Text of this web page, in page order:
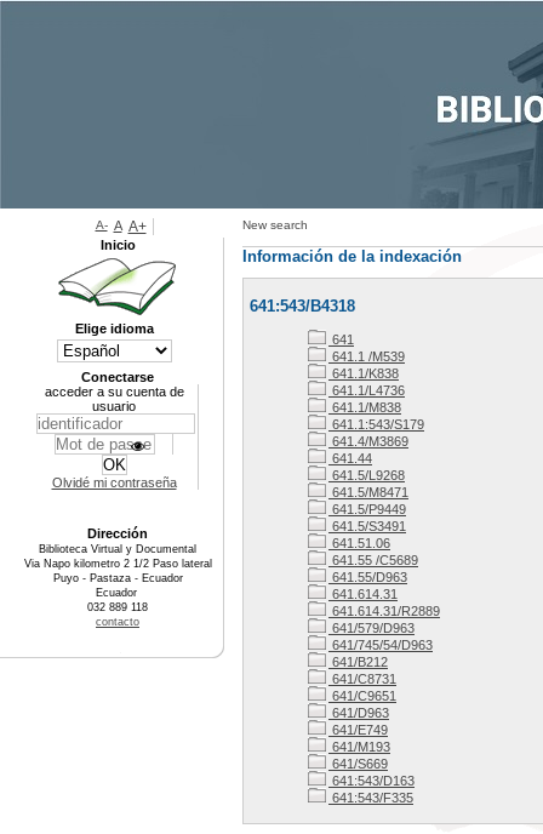
New search
Información de la indexación
641:543/B4318
641
641.1 /M539
641.1/K838
641.1/L4736
641.1/M838
641.1:543/S179
641.4/M3869
641.44
641.5/L9268
641.5/M8471
641.5/P9449
641.5/S3491
641.51.06
641.55 /C5689
641.55/D963
641.614.31
641.614.31/R2889
641/579/D963
641/745/54/D963
641/B212
641/C8731
641/C9651
641/D963
641/E749
641/M193
641/S669
641:543/D163
641:543/F335
A- A A+
Inicio
Elige idioma
Conectarse
acceder a su cuenta de
usuario
Olvidé mi contraseña
Dirección
Biblioteca Virtual y Documental
Via Napo kilometro 2 1/2 Paso lateral
Puyo - Pastaza - Ecuador
Ecuador
032 889 118
contacto